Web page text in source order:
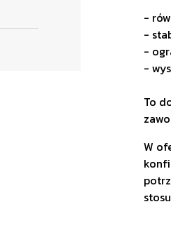
-
-
-
-
To
W